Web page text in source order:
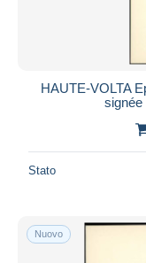
HAUTE-VOLTA
signée
Stato
Nuovo